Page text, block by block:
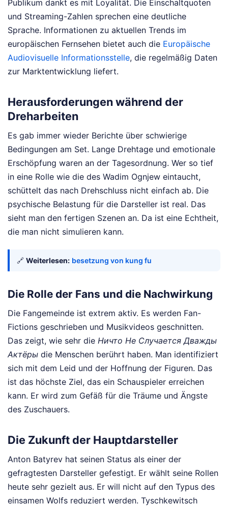
Publikum dankt es mit Loyalität. Die Einschaltquoten
und Streaming-Zahlen sprechen eine deutliche
Sprache. Informationen zu aktuellen Trends im
europäischen Fernsehen bietet auch die Europäische
Audiovisuelle Informationsstelle, die regelmäßig Daten
zur Marktentwicklung liefert.
Herausforderungen während der
Dreharbeiten
Es gab immer wieder Berichte über schwierige
Bedingungen am Set. Lange Drehtage und emotionale
Erschöpfung waren an der Tagesordnung. Wer so tief
in eine Rolle wie die des Wadim Ognjew eintaucht,
schüttelt das nach Drehschluss nicht einfach ab. Die
psychische Belastung für die Darsteller ist real. Das
sieht man den fertigen Szenen an. Da ist eine Echtheit,
die man nicht simulieren kann.
🔗 Weiterlesen: besetzung von kung fu
Die Rolle der Fans und die Nachwirkung
Die Fangemeinde ist extrem aktiv. Es werden Fan-
Fictions geschrieben und Musikvideos geschnitten.
Das zeigt, wie sehr die Ничто Не Случается Дважды
Актёры die Menschen berührt haben. Man identifiziert
sich mit dem Leid und der Hoffnung der Figuren. Das
ist das höchste Ziel, das ein Schauspieler erreichen
kann. Er wird zum Gefäß für die Träume und Ängste
des Zuschauers.
Die Zukunft der Hauptdarsteller
Anton Batyrev hat seinen Status als einer der
gefragtesten Darsteller gefestigt. Er wählt seine Rollen
heute sehr gezielt aus. Er will nicht auf den Typus des
einsamen Wolfs reduziert werden. Tyschkewitsch